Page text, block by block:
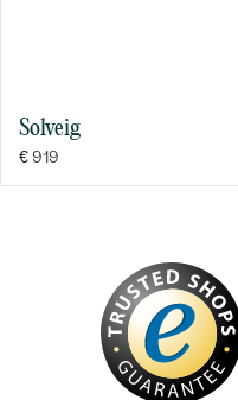
Solveig
€ 919